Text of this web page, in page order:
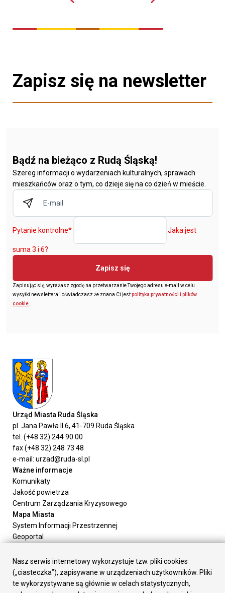
Zapisz się na newsletter
Bądź na bieżąco z Rudą Śląską!
Szereg informacji o wydarzeniach kulturalnych, sprawach
mieszkańców oraz o tym, co dzieje się na co dzień w mieście.
Pytanie kontrolne* Jaka jest
suma 3 i 6?
Zapisz się
Zapisując się, wyrażasz zgodę na przetwarzanie Twojego adresu e-mail w celu
wysyłki newslettera i oświadczasz że znana Ci jestpolityka prywatności i plików
cookie.
Urząd Miasta Ruda Śląska
pl. Jana Pawła II 6, 41-709 Ruda Śląska
tel. (+48 32) 244 90 00
fax (+48 32) 248 73 48
e-mail: urzad@ruda-sl.pl
Ważne informacje
Komunikaty
Jakość powietrza
Centrum Zarządzania Kryzysowego
Mapa Miasta
System Informacji Przestrzennej
Geoportal
Załatw sprawę
Prezydent Miasta
Rada Miasta
Nasz serwis internetowy wykorzystuje tzw. pliki cookies
(„ciasteczka”), zapisywane w urządzeniach użytkowników. Pliki
te wykorzystywane są głównie w celach statystycznych,